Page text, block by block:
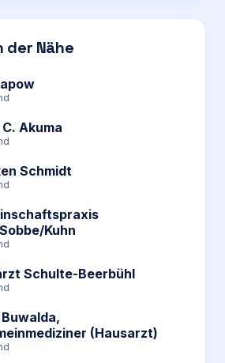
der Nähe
Akuma
Schmidt
Kuhn
Schulte-Beerbühl
(Hausarzt)